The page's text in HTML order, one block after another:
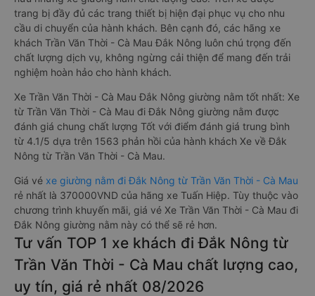
trang bị đầy đủ các trang thiết bị hiện đại phục vụ cho nhu
cầu di chuyển của hành khách. Bên cạnh đó, các hãng xe
khách Trần Văn Thời - Cà Mau Đắk Nông luôn chú trọng đến
chất lượng dịch vụ, không ngừng cải thiện để mang đến trải
nghiệm hoàn hảo cho hành khách.
Xe Trần Văn Thời - Cà Mau Đắk Nông giường nằm tốt nhất: Xe
từ Trần Văn Thời - Cà Mau đi Đắk Nông giường nằm được
đánh giá chung chất lượng Tốt với điểm đánh giá trung bình
từ 4.1/5 dựa trên 1563 phản hồi của hành khách Xe về Đắk
Nông từ Trần Văn Thời - Cà Mau.
Giá vé xe giường nằm đi Đắk Nông từ Trần Văn Thời - Cà Mau
rẻ nhất là 370000VND của hãng xe Tuấn Hiệp. Tùy thuộc vào
chương trình khuyến mãi, giá vé Xe Trần Văn Thời - Cà Mau đi
Đắk Nông giường nằm này có thể sẽ rẻ hơn.
Tư vấn TOP 1 xe khách đi Đắk Nông từ
Trần Văn Thời - Cà Mau chất lượng cao,
uy tín, giá rẻ nhất 08/2026